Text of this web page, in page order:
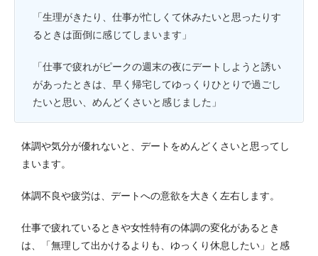
「生理がきたり、仕事が忙しくて休みたいと思ったりす
るときは面倒に感じてしまいます」
「仕事で疲れがピークの週末の夜にデートしようと誘い
があったときは、早く帰宅してゆっくりひとりで過ごし
たいと思い、めんどくさいと感じました」
体調や気分が優れないと、デートをめんどくさいと思ってし
まいます。
体調不良や疲労は、デートへの意欲を大きく左右します。
仕事で疲れているときや女性特有の体調の変化があるとき
は、「無理して出かけるよりも、ゆっくり休息したい」と感